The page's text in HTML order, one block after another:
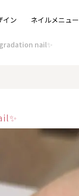
イン ネイルメニュー
gradation nail✨